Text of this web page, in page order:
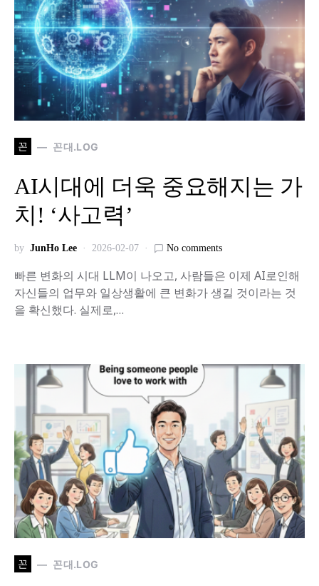
꼰 꼰대.LOG
AI시대에 더욱 중요해지는 가
치! ‘사고력’
by JunHo Lee 2026-02-07 No comments
빠른 변화의 시대 LLM이 나오고, 사람들은 이제 AI로인해
자신들의 업무와 일상생활에 큰 변화가 생길 것이라는 것
을 확신했다. 실제로,…
꼰 꼰대.LOG